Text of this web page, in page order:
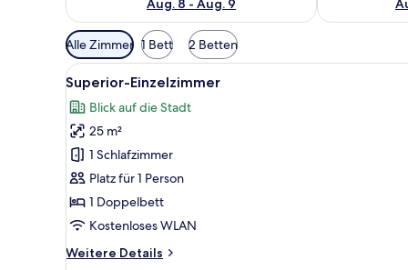
Aug. 8 - Aug. 9
Verfügbare
Filter
für
Zimmer
Alle Zimmer 1 Bett 2 Betten
Alle
Fotos
für
Superior-
Einzelzimmer
anzeigen
Ein Hotelzimmer mit Bett,
2
Superior-Einzelzimmer
Blick auf die Stadt
25 m²
1 Schlafzimmer
Platz für 1 Person
1 Doppelbett
Kostenloses WLAN
Weitere Details
Weitere